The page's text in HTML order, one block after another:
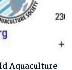
Aquaculture